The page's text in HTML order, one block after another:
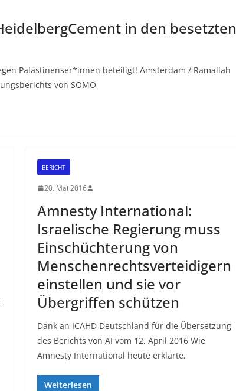
in den besetzten
Palästinenser*innen beteiligt! Amsterdam / Ramallah
von SOMO
BERICHT
20. Mai 2016
Amnesty International:
Israelische Regierung muss
Einschüchterung von
Menschenrechtsverteidigern
einstellen und sie vor
Übergriffen schützen
Dank an ICAHD Deutschland für die Übersetzung
des Berichts von AI vom 12. April 2016 Wie
Amnesty International heute erklärte,
Weiterlesen